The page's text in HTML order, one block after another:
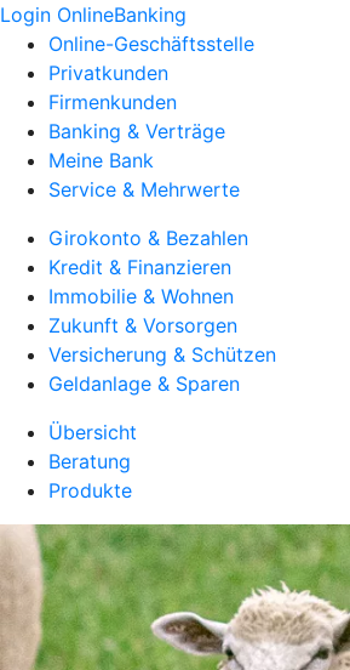
Login OnlineBanking
Online-Geschäftsstelle
Privatkunden
Firmenkunden
Banking & Verträge
Meine Bank
Service & Mehrwerte
Girokonto & Bezahlen
Kredit & Finanzieren
Immobilie & Wohnen
Zukunft & Vorsorgen
Versicherung & Schützen
Geldanlage & Sparen
Übersicht
Beratung
Produkte